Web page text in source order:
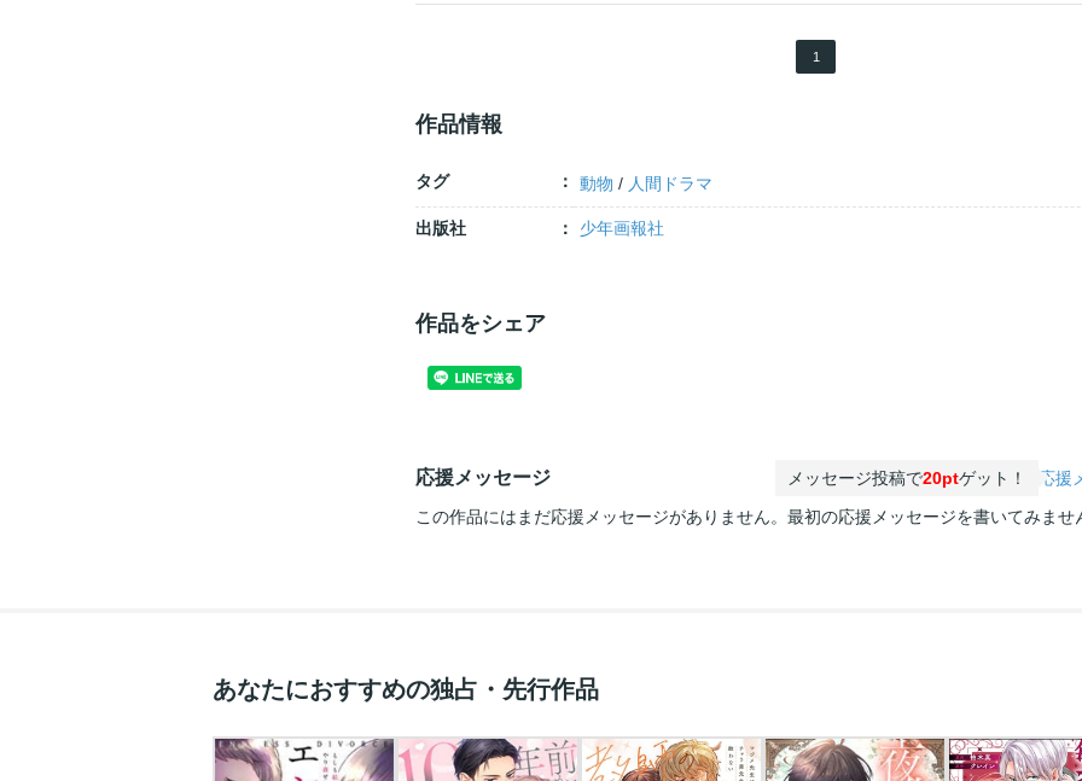
1
作品情報
タグ 動物 / 人間ドラマ
出版社 少年画報社
作品をシェア
応援メッセージ メッセージ投稿で20ptゲット！
応援
この作品にはまだ応援メッセージがありません。最初の応援メッセージを書いてみませ
あなたにおすすめの独占・先行作品